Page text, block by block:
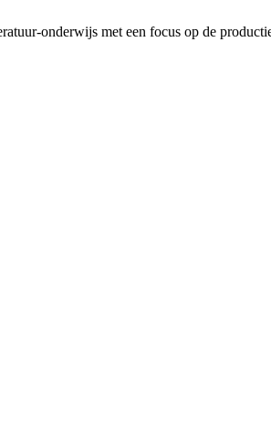
onderwijs met een focus op de